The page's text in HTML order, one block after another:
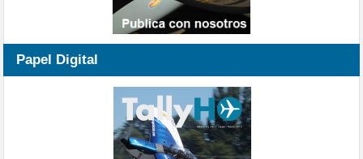
Papel Digital